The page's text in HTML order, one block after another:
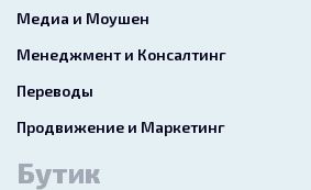
Медиа и Моушен
Менеджмент и Консалтинг
Переводы
Продвижение и Маркетинг
Бутик